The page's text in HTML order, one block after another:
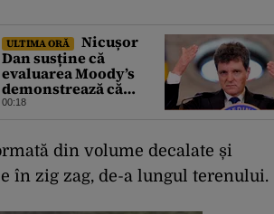
ULTIMA ORĂ
Nicușor
Dan susține că
evaluarea Moody’s
demonstrează că
România a făcut pașii
investitorilor: „Totuși,
perspectiva rămâne
rezervată”
00:18
din volume decalate și
în zig zag, de-a lungul terenului.